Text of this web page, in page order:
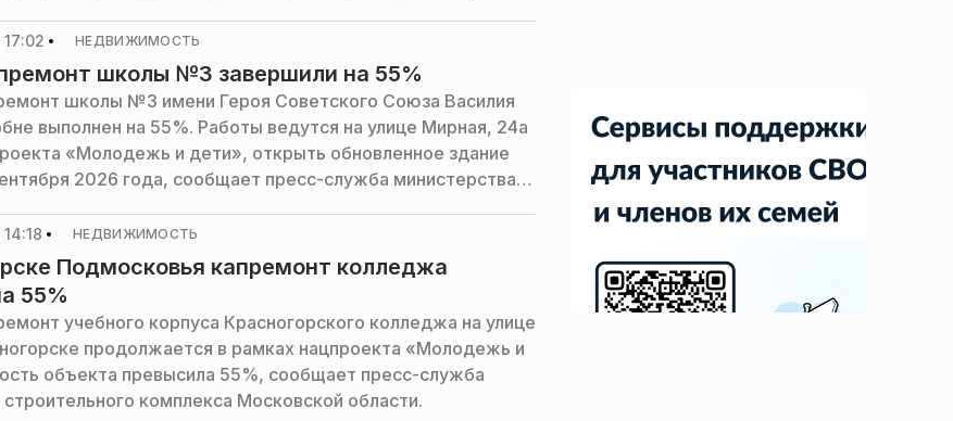
НЕДВИЖИМОСТЬ
школы №3 завершили на 55%
школы №3 имени Героя Советского Союза Василия
выполнен на 55%. Работы ведутся на улице Мирная, 24а
«Молодежь и дети», открыть обновленное здание
2026 года, сообщает пресс-служба министерства
НЕДВИЖИМОСТЬ
Подмосковья капремонт колледжа
55%
учебного корпуса Красногорского колледжа на улице
продолжается в рамках нацпроекта «Молодежь и
объекта превысила 55%, сообщает пресс-служба
комплекса Московской области.